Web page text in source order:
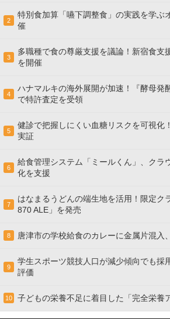
2
特別食加算「嚥下調整食」の実践を学ぶ
催
3
多職種で食の尊厳支援を議論！新宿食支
を開催
4
ハナマルキの海外展開が加速！『酵母発
で特許査定を受領
5
健診で把握しにくい血糖リスクを可視化
実証
6
給食管理システム「ミールくん」、クラ
化を支援
7
はなまるうどんの端生地を活用！限定ク
870 ALE」を発売
8 唐津市の学校給食のカレーに金属片混入
9
学生スポーツ競技人口が減少傾向でも採
評価
10 子どもの栄養不足に着目した「完全栄養